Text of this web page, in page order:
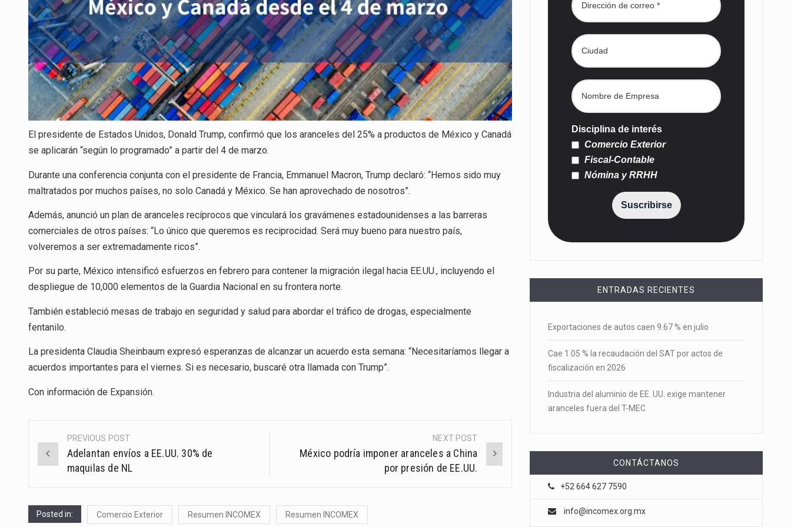
El presidente de Estados Unidos, Donald Trump, confirmó que los aranceles del 25% a productos de México y Canadá
se aplicarán “según lo programado” a partir del 4 de marzo.
Durante una conferencia conjunta con el presidente de Francia, Emmanuel Macron, Trump declaró: “Hemos sido muy
maltratados por muchos países, no solo Canadá y México. Se han aprovechado de nosotros”.
Además, anunció un plan de aranceles recíprocos que vinculará los gravámenes estadounidenses a las barreras
comerciales de otros países: “Lo único que queremos es reciprocidad. Será muy bueno para nuestro país,
volveremos a ser extremadamente ricos”.
Por su parte, México intensificó esfuerzos en febrero para contener la migración ilegal hacia EE.UU., incluyendo el
despliegue de 10,000 elementos de la Guardia Nacional en su frontera norte.
También estableció mesas de trabajo en seguridad y salud para abordar el tráfico de drogas, especialmente
fentanilo.
La presidenta Claudia Sheinbaum expresó esperanzas de alcanzar un acuerdo esta semana: “Necesitaríamos llegar a
acuerdos importantes para el viernes. Si es necesario, buscaré otra llamada con Trump”.
Con información de Expansión.
Post
navigation
PREVIOUS POST
Adelantan envíos a EE.UU. 30% de
maquilas de NL
NEXT POST
México podría imponer aranceles a China
por presión de EE.UU.
Posted in: Comercio Exterior Resumen INCOMEX Resumen INCOMEX
Disciplina de interés
Comercio Exterior
Fiscal-Contable
Nómina y RRHH
Suscribirse
ENTRADAS RECIENTES
Exportaciones de autos caen 9.67 % en julio
Cae 1.05 % la recaudación del SAT por actos de
fiscalización en 2026
Industria del aluminio de EE. UU. exige mantener
aranceles fuera del T-MEC
CONTÁCTANOS
+52 664 627 7590
info@incomex.org.mx